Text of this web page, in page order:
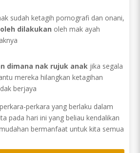
sudah ketagih pornografi dan onani,
dilakukan oleh mak ayah
dimana nak rujuk anakjika segala
mereka hilangkan ketagihan
berjaya
perkara yang berlaku dalam
pada hari ini yang beliau kendalikan
bermanfaat untuk kita semua